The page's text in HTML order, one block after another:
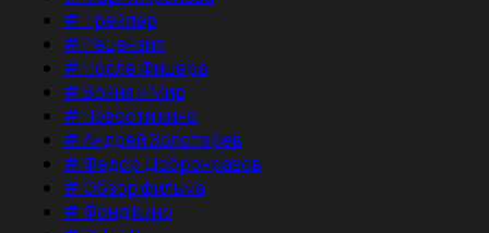
# Трейлер
#Рецензия
#После Фишера
#Война и Мир
#Новости кино
#Андрей Золотарев
#Федор Добронравов
#Обзор фильма
#Фонд Кино